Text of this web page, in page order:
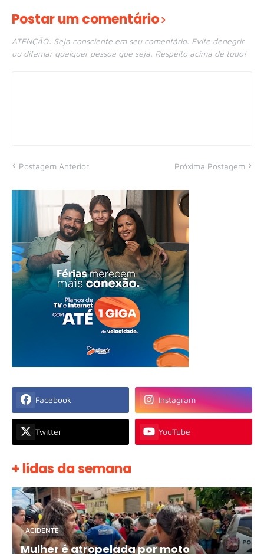
Postar um comentário
ATENÇÃO: Seja consciente em seu comentário. Evite denegrir
ou difamar qualquer pessoa que seja. Respeito acima de tudo!
Postagem Anterior Próxima Postagem
Facebook Instagram
Twitter YouTube
+ lidas da semana
ACIDENTE
Mulher é atropelada por moto